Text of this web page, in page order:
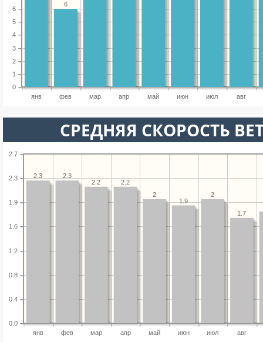
янв фев мар апр май июн июл авг
0
1
2
3
4
5
6
6
СРЕДНЯЯ СКОРОСТЬ
янв фев мар апр май июн июл авг
0.0
0.4
0.8
1.2
1.6
1.9
2.3
2.7
1.7
2
1.9
2
2.2
2.2
2.3
2.3